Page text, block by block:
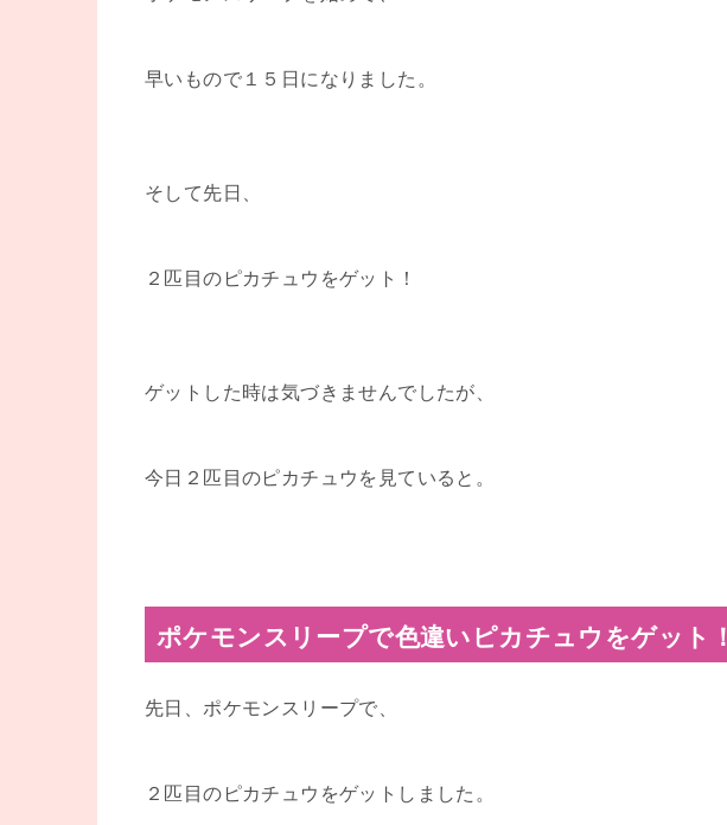
早いもので１５日になりました。
そして先日、
２匹目のピカチュウをゲット！
ゲットした時は気づきませんでしたが、
今日２匹目のピカチュウを見ていると。
ポケモンスリープで色違いピカチュウをゲット！
先日、ポケモンスリープで、
２匹目のピカチュウをゲットしました。